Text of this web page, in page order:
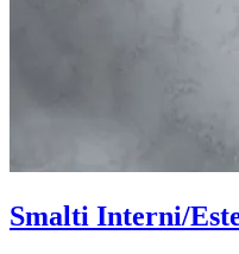
Smalti Interni/